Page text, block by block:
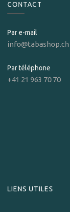
CONTACT
Par e-mail
info@tabashop.ch
Par téléphone
+41 21 963 70 70
LIENS UTILES